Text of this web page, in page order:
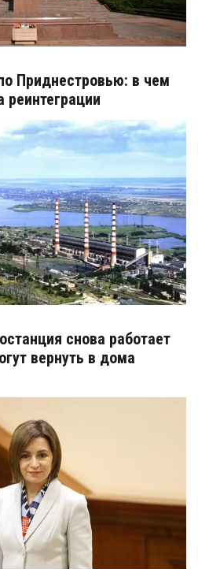
Приднестровью: в чем
реинтеграции
снова работает
вернуть в дома